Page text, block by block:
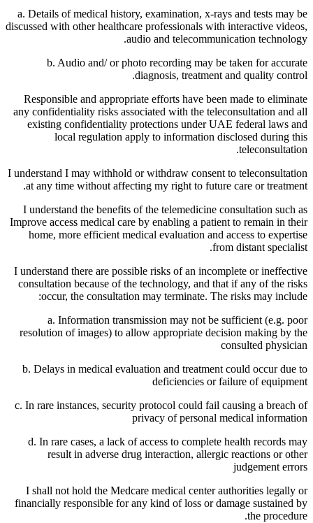
a. Details of medical history, examination, x-rays and tests may be
discussed with other healthcare professionals with interactive videos,
audio and telecommunication technology.
b. Audio and/ or photo recording may be taken for accurate
diagnosis, treatment and quality control.
Responsible and appropriate efforts have been made to eliminate
any confidentiality risks associated with the teleconsultation and all
existing confidentiality protections under UAE federal laws and
local regulation apply to information disclosed during this
teleconsultation.
I understand I may withhold or withdraw consent to teleconsultation
at any time without affecting my right to future care or treatment.
I understand the benefits of the telemedicine consultation such as
Improve access medical care by enabling a patient to remain in their
home, more efficient medical evaluation and access to expertise
from distant specialist.
I understand there are possible risks of an incomplete or ineffective
consultation because of the technology, and that if any of the risks
occur, the consultation may terminate. The risks may include:
a. Information transmission may not be sufficient (e.g. poor
resolution of images) to allow appropriate decision making by the
consulted physician
b. Delays in medical evaluation and treatment could occur due to
deficiencies or failure of equipment
c. In rare instances, security protocol could fail causing a breach of
privacy of personal medical information
d. In rare cases, a lack of access to complete health records may
result in adverse drug interaction, allergic reactions or other
judgement errors
I shall not hold the Medcare medical center authorities legally or
financially responsible for any kind of loss or damage sustained by
the procedure.